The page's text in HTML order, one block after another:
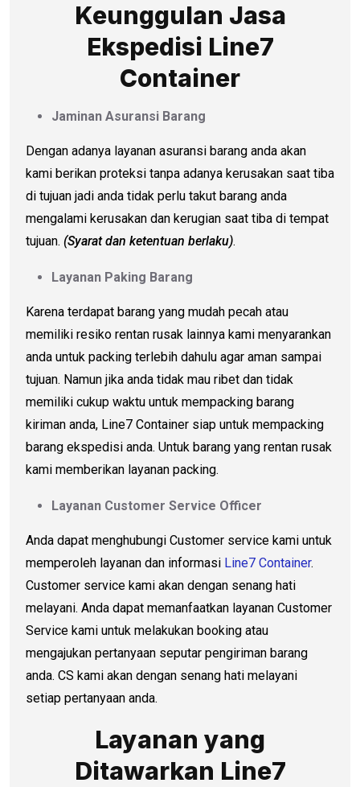
Keunggulan Jasa
Ekspedisi Line7
Container
Jaminan Asuransi Barang
Dengan adanya layanan asuransi barang anda akan
kami berikan proteksi tanpa adanya kerusakan saat tiba
di tujuan jadi anda tidak perlu takut barang anda
mengalami kerusakan dan kerugian saat tiba di tempat
tujuan. (Syarat dan ketentuan berlaku).
Layanan Paking Barang
Karena terdapat barang yang mudah pecah atau
memiliki resiko rentan rusak lainnya kami menyarankan
anda untuk packing terlebih dahulu agar aman sampai
tujuan. Namun jika anda tidak mau ribet dan tidak
memiliki cukup waktu untuk mempacking barang
kiriman anda, Line7 Container siap untuk mempacking
barang ekspedisi anda. Untuk barang yang rentan rusak
kami memberikan layanan packing.
Layanan Customer Service Officer
Anda dapat menghubungi Customer service kami untuk
memperoleh layanan dan informasi Line7 Container.
Customer service kami akan dengan senang hati
melayani. Anda dapat memanfaatkan layanan Customer
Service kami untuk melakukan booking atau
mengajukan pertanyaan seputar pengiriman barang
anda. CS kami akan dengan senang hati melayani
setiap pertanyaan anda.
Layanan yang
Ditawarkan Line7